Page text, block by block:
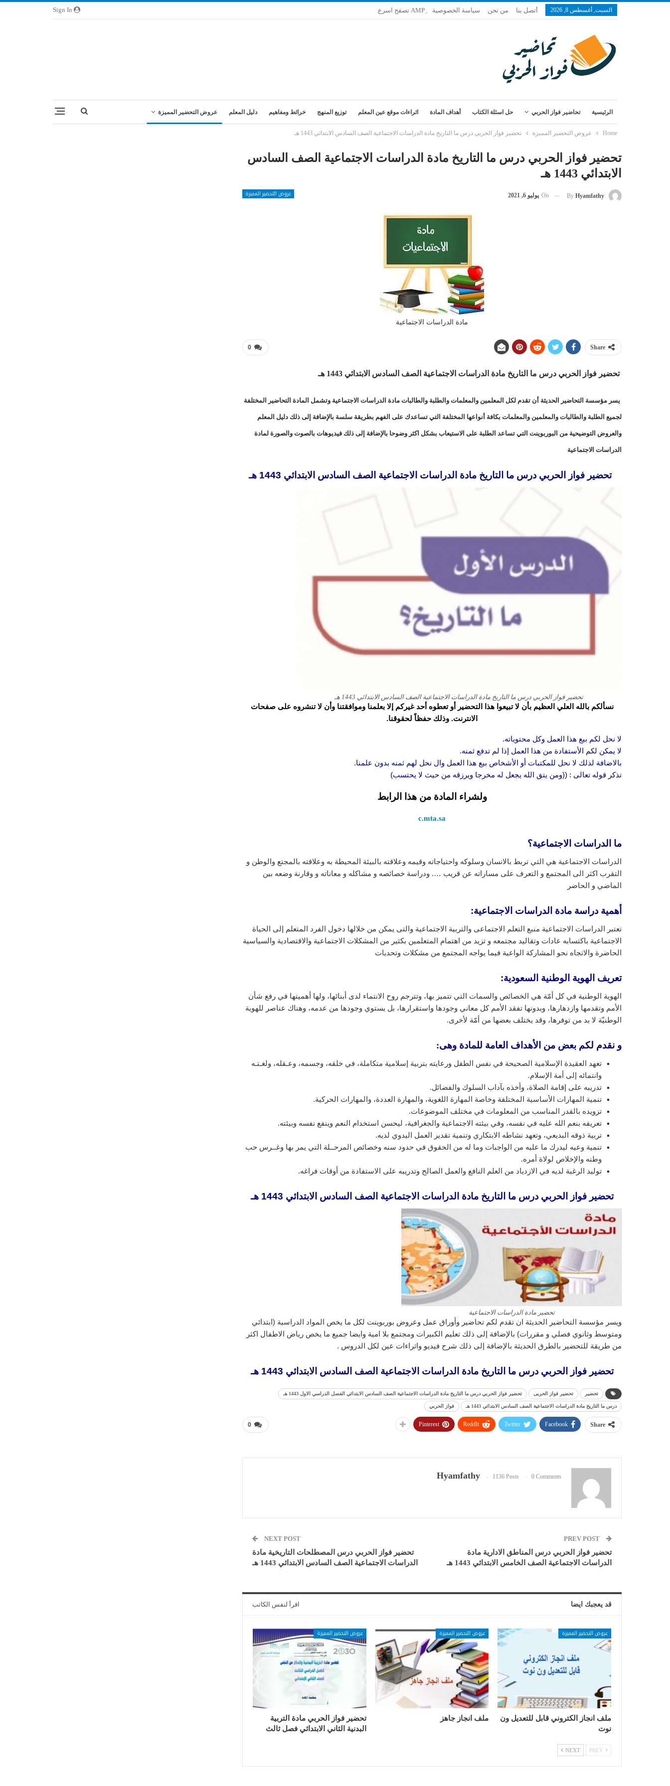
السبت, أغسطس 8, 2026 أتصل بنا من نحن سياسة الخصوصية
الرئيسية تحاضير فواز الحربي حل اسئلة الكتاب أهداف المادة اثراءات موقع عين المعلم توزيع المنهج خرائط ومفاهيم دليل المعلم عروض التحضير المميزة
Home عروض التحضير المميزة تحضير فواز الحربي درس ما التاريخ مادة الدراسات الاجتماعية الصف السادس الابتدائي 1443 هـ
تحضير فواز الحربي درس ما التاريخ مادة الدراسات الاجتماعية الصف السادس
الابتدائي 1443 هـ
عروض التحضير المميزة By Hyamfathy
On يوليو 6, 2021
مادة الدراسات الاجتماعية
0 Share
تحضير فواز الحربي درس ما التاريخ مادة الدراسات الاجتماعية الصف السادس الابتدائي 1443 هـ
يسر مؤسسة التحاضير الحديثة أن تقدم لكل المعلمين والمعلمات والطلبة والطالبات مادة الدراسات الاجتماعية وتشمل المادة التحاضير المختلفة
لجميع الطلبة والطالبات والمعلمين والمعلمات بكافة أنواعها المختلفة التي تساعدك على الفهم بطريقة سلسة بالإضافة إلى ذلك دليل المعلم
والعروض التوضيحية من البوربوينت التي تساعد الطلبة على الاستيعاب بشكل اكثر وضوحا بالإضافة إلى ذلك فيديوهات بالصوت والصورة لمادة
الدراسات الاجتماعية
تحضير فواز الحربي درس ما التاريخ مادة الدراسات الاجتماعية الصف السادس الابتدائي 1443 هـ
تحضير فواز الحربي درس ما التاريخ مادة الدراسات الاجتماعية الصف السادس الابتدائي 1443 هـ
نسألكم بالله العلي العظيم بأن لا تبيعوا هذا التحضير أو تعطوه أحد غيركم إلا بعلمنا وموافقتنا وأن لا تنشروه على صفحات
الانترنت. وذلك حفظاً لحقوقنا.
لا نحل لكم بيع هذا العمل وكل محتوياته.
لا يمكن لكم الأستفادة من هذا العمل إذا لم تدفع ثمنه.
بالاضافة لذلك لا نحل للمكتبات أو الأشخاص بيع هذا العمل وال نحل لهم ثمنه بدون علمنا.
تذكر قوله تعالى : ((ومن يتق الله يجعل له مخرجا ويرزقه من حيث لا يحتسب)
ولشراء المادة من هذا الرابط
c.mta.sa
ما الدراسات الاجتماعية؟
الدراسات الاجتماعية هي التي تربط بالانسان وسلوكه واحتياجاته وقيمه وعلاقته بالبيئة المحيطة به وعلاقته بالمجتع والوطن و
التقرب اكثر الى المجتمع و التعرف على مساراته عن قريب …. ودراسة خصائصه و مشاكله و معاناته و وقارنة وضعه بين
الماضي و الحاضر
أهمية دراسة مادة الدراسات الاجتماعية:
تعتبر الدراسات الاجتماعية منبع التعلم الاجتماعى والتربية الاجتماعية والتى يمكن من خلالها دخول الفرد المتعلم إلى الحياة
الاجتماعية باكتسابه عادات وتقاليد مجتمعه و تزيد من اهتمام المتعلمين بكثير من المشكلات الاجتماعية والاقتصادية والسياسية
الحاضرة والاتجاه نحو المشاركة الواعية فيما يواجه المجتمع من مشكلات وتحديات
تعريف الهوية الوطنية السعودية:
الهوية الوطنية في كل أمّة هي الخصائص والسمات التي تتميز بها، وتترجم روح الانتماء لدى أبنائها، ولها أهميتها في رفع شأن
الأمم وتقدمها وازدهارها، وبدونها تفقد الأمم كل معاني وجودها واستقرارها، بل يستوي وجودها من عدمه، وهناك عناصر للهوية
الوطنيّة لا بد من توفرها، وقد يختلف بعضها من أمّة لأخرى.
و نقدم لكم بعض من الأهداف العامة للمادة وهى:
تعهد العقيدة الإسلامية الصحيحة في نفس الطفل ورعايته بتربية إسلامية متكاملة، في خلقه، وجسمه، وعـقله، ولغـتـه
وانتمائه إلى أمة الإسلام.
تدريبه على إقامة الصلاة، وأخذه بآداب السلوك والفضائل.
تنمية المهارات الأساسية المختلفة وخاصة المهارة اللغوية، والمهارة العددة، والمهارات الحركية.
تزويده بالقدر المناسب من المعلومات في مختلف الموضوعات.
تعريفه بنعم الله عليه في نفسه، وفي بيئته الاجتماعية والجغرافية، ليحسن استخدام النعم وينفع نفسه وبيئته.
تربية ذوقه البديعي، وتعهد نشاطه الابتكاري وتنمية تقدير العمل اليدوي لديه.
تنمية وعيه ليدرك ما عليه من الواجبات وما له من الحقوق في حدود سنه وخصائص المرحــلة التي يمر بها وغــرس حب
وطنه والإخلاص لولاة أمره.
توليد الرغبة لديه في الازدياد من العلم النافع والعمل الصالح وتدريبه على الاستفادة من أوقات فراغه.
تحضير فواز الحربي درس ما التاريخ مادة الدراسات الاجتماعية الصف السادس الابتدائي 1443 هـ
تحضير مادة الدراسات الاجتماعية
ويسر مؤسسة التحاضير الحديثة ان تقدم لكم تحاضير وأوراق عمل وعروض بوربوينت لكل ما يخص المواد الدراسية (ابتدائي
ومتوسط وثانوي فصلي و مقررات) بالإضافة إلى ذلك تعليم الكبيرات ومجتمع بلا امية وايضا جميع ما يخص رياض الاطفال اكثر
من طريقة للتحضير بالطرق الحديثة بالإضافة إلى ذلك شرح فيديو واثراءات عين لكل الدروس .
تحضير فواز الحربي درس ما التاريخ مادة الدراسات الاجتماعية الصف السادس الابتدائي 1443 هـ
تحضير تحضير فواز الحربى تحضير فواز الحربي درس ما التاريخ مادة الدراسات الاجتماعية الصف السادس الابتدائي الفصل الدراسي الاول 1443 هـ
درس ما التاريخ مادة الدراسات الاجتماعية الصف السادس الابتدائي 1443 هـ فواز الحربي
0 Share
Facebook
Twitter
ReddIt
Pinterest
Hyamfathy 1136 Posts 0 Comments
تحضير فواز الحربي درس المناطق الادارية مادة
الدراسات الاجتماعية الصف الخامس الابتدائي 1443 هـ
NEXT POST
تحضير فواز الحربي درس المصطلحات التاريخية مادة
الدراسات الاجتماعية الصف السادس الابتدائي 1443 هـ
قد يعجبك ايضا اقرأ لنفس الكاتب
عروض التحضير المميزة
ملف انجاز الكتروني قابل للتعديل ون
نوت
عروض التحضير المميزة
ملف انجاز جاهز
عروض التحضير المميزة
تحضير فواز الحربي مادة التربية
البدنية الثاني الابتدائي فصل ثالث
NEXT